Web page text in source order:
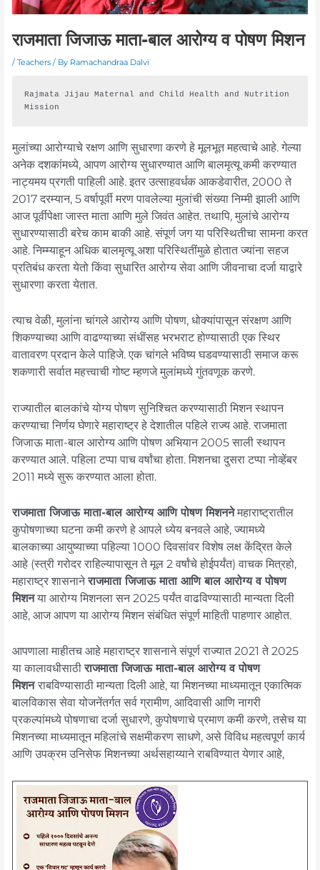
राजमाता जिजाऊ माता-बाल आरोग्य व पोषण मिशन
/ Teachers/ By Ramachandraa Dalvi
Rajmata Jijau Maternal and Child Health and Nutrition
Mission
मुलांच्या आरोग्याचे रक्षण आणि सुधारणा करणे हे मूलभूत महत्वाचे आहे. गेल्या
अनेक दशकांमध्ये, आपण आरोग्य सुधारण्यात आणि बालमृत्यू कमी करण्यात
नाट्यमय प्रगती पाहिली आहे. इतर उत्साहवर्धक आकडेवारीत, 2000 ते
2017 दरम्यान, 5 वर्षापूर्वी मरण पावलेल्या मुलांची संख्या निम्मी झाली आणि
आज पूर्वीपेक्षा जास्त माता आणि मुले जिवंत आहेत. तथापि, मुलांचे आरोग्य
सुधारण्यासाठी बरेच काम बाकी आहे. संपूर्ण जग या परिस्थितीचा सामना करत
आहे. निम्म्याहून अधिक बालमृत्यू अशा परिस्थितींमुळे होतात ज्यांना सहज
प्रतिबंध करता येतो किंवा सुधारित आरोग्य सेवा आणि जीवनाचा दर्जा याद्वारे
सुधारणा करता येतात.
त्याच वेळी, मुलांना चांगले आरोग्य आणि पोषण, धोक्यांपासून संरक्षण आणि
शिकण्याच्या आणि वाढण्याच्या संधींसह भरभराट होण्यासाठी एक स्थिर
वातावरण प्रदान केले पाहिजे. एक चांगले भविष्य घडवण्यासाठी समाज करू
शकणारी सर्वात महत्त्वाची गोष्ट म्हणजे मुलांमध्ये गुंतवणूक करणे.
राज्यातील बालकांचे योग्य पोषण सुनिश्चित करण्यासाठी मिशन स्थापन
करण्याचा निर्णय घेणारे महाराष्ट्र हे देशातील पहिले राज्य आहे. राजमाता
जिजाऊ माता-बाल आरोग्य आणि पोषण अभियान 2005 साली स्थापन
करण्यात आले. पहिला टप्पा पाच वर्षांचा होता. मिशनचा दुसरा टप्पा नोव्हेंबर
2011 मध्ये सुरू करण्यात आला होता.
राजमाता जिजाऊ माता-बाल आरोग्य आणि पोषण मिशननेमहाराष्ट्रातील
कुपोषणाच्या घटना कमी करणे हे आपले ध्येय बनवले आहे, ज्यामध्ये
बालकाच्या आयुष्याच्या पहिल्या 1000 दिवसांवर विशेष लक्ष केंद्रित केले
आहे (स्त्री गरोदर राहिल्यापासून ते मूल 2 वर्षांचे होईपर्यंत) वाचक मित्रहो,
महाराष्ट्र शासनानेराजमाता जिजाऊ माता आणि बाल आरोग्य व पोषण
मिशनया आरोग्य मिशनला सन 2025 पर्यंत वाढविण्यासाठी मान्यता दिली
आहे, आज आपण या आरोग्य मिशन संबंधित संपूर्ण माहिती पाहणार आहोत.
आपणाला माहीतच आहे महाराष्ट्र शासनाने संपूर्ण राज्यात 2021 ते 2025
या कालावधीसाठीराजमाता जिजाऊ माता-बाल आरोग्य व पोषण
मिशन राबविण्यासाठी मान्यता दिली आहे, या मिशनच्या माध्यमातून एकात्मिक
बालविकास सेवा योजनेंतर्गत सर्व ग्रामीण, आदिवासी आणि नागरी
प्रकल्पांमध्ये पोषणाचा दर्जा सुधारणे, कुपोषणाचे प्रमाण कमी करणे, तसेच या
मिशनच्या माध्यमातून महिलांचे सक्षमीकरण साधणे, असे विविध महत्वपूर्ण कार्य
आणि उपक्रम उनिसेफ मिशनच्या अर्थसहाय्याने राबविण्यात येणार आहे,